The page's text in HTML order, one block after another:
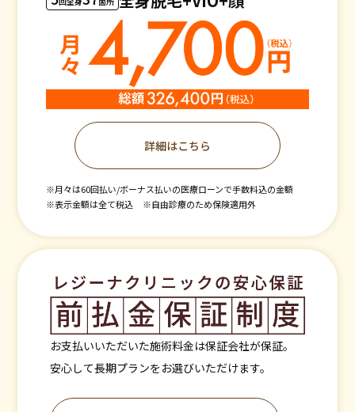
詳細はこちら
※月々は60回払い/ボーナス払いの医療ローンで手数料込の金額
※表示金額は全て税込
※自由診療のため保険適用外
お⽀払いいただいた施術料⾦は保証会社が保証。
安心して長期プランをお選びいただけます。